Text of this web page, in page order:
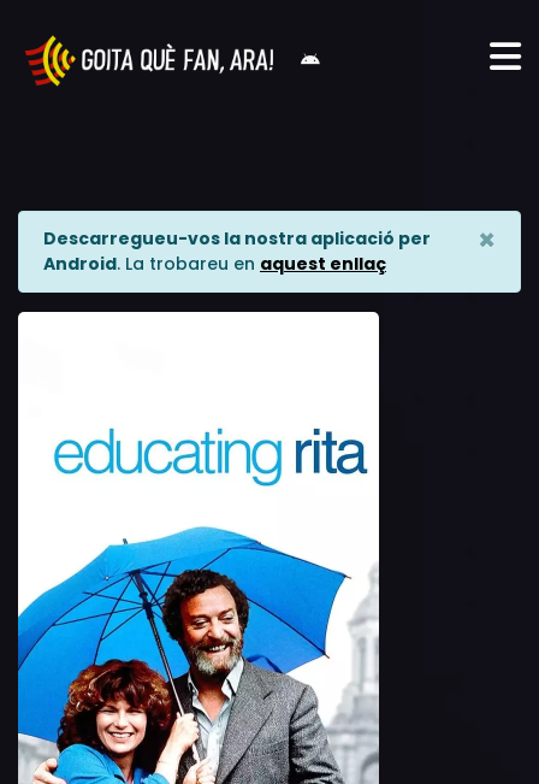
Descarregueu-vos la nostra aplicació per
Android. La trobareu en aquest enllaç
×